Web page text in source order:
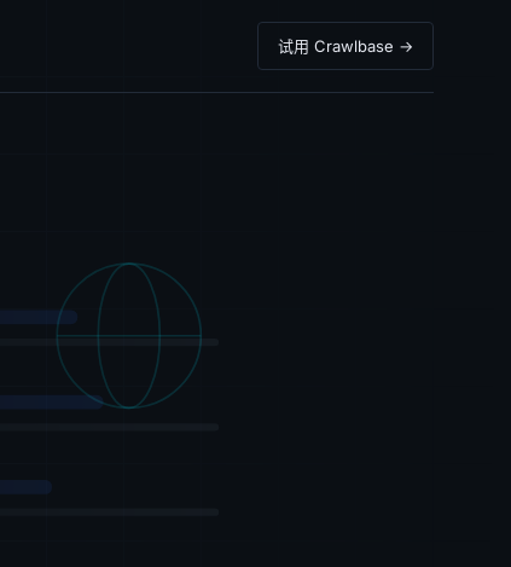
试用 Crawlbase →